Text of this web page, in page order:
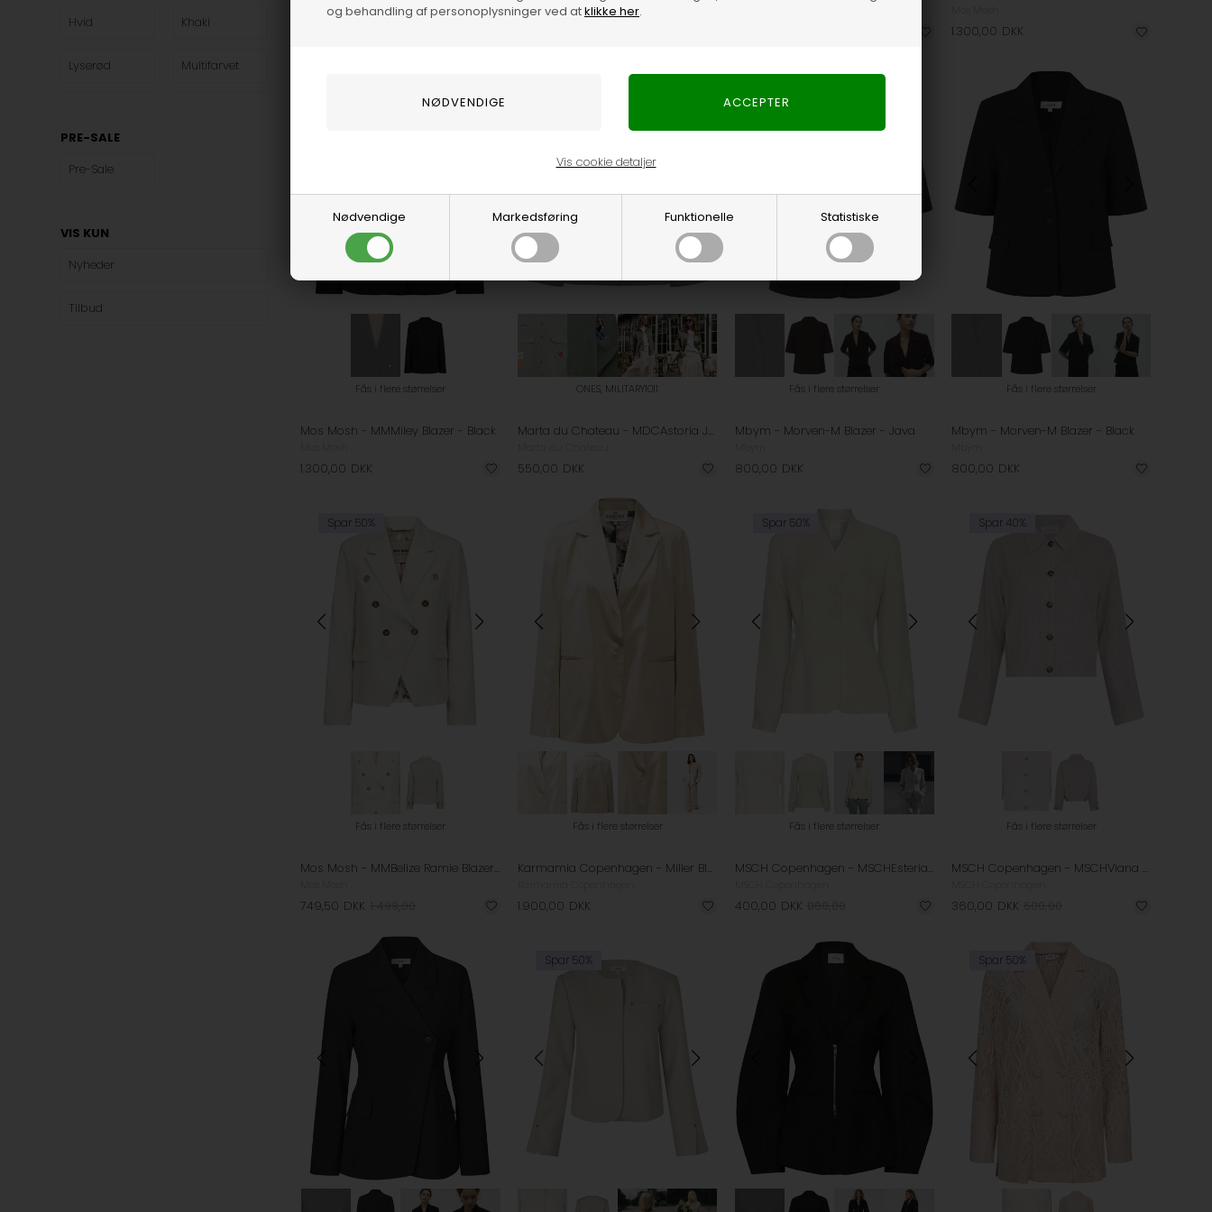
og behandling af personoplysninger ved atklikke her.
Nødvendige Markedsføring Funktionelle Statistiske
Vis cookie detaljer
Hvid Khaki
Lyserød Multifarvet
PRE-SALE
Pre-Sale
VIS KUN
Nyheder
Tilbud
Co'Couture Withblack
1.300,00 DKK
Fås i flere størrelser
Mos Mosh - MMMiley Blazer - Black
1.300,00 DKK
ONES, MILITARY1011
Marta du Chateau - MDCAstoria Jakke - Military
550,00 DKK
Fås i flere størrelser
Mbym - Morven-M Blazer - Java
800,00 DKK
Fås i flere størrelser
Mbym - Morven-M Blazer - Black
800,00 DKK
Spar 50%
Fås i flere størrelser
Mos Mosh - MMBelize Ramie Blazer - Ecru
749,50 DKK
Fås i flere størrelser
Karmamia Copenhagen - Miller Blazer - NO. 5 (Limited)
1.900,00 DKK
Spar 50%
Fås i flere størrelser
MSCH Copenhagen - MSCHEsteriane Blazer - Oatmeal Melange
400,00 DKK
Spar 40%
Fås i flere størrelser
MSCH Copenhagen - MSCHViana Ginia Jakke - Sand Melange
360,00 DKK
Spar 50% Spar 50%